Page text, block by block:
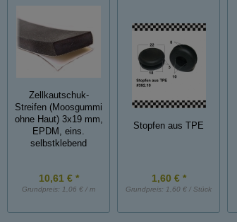
Zellkautschuk-
Streifen (Moosgummi
ohne Haut) 3x19 mm,
EPDM, eins.
selbstklebend
10,61 € *
Grundpreis: 1,06 € / m
Stopfen aus TPE
1,60 € *
Grundpreis: 1,60 € / Stück